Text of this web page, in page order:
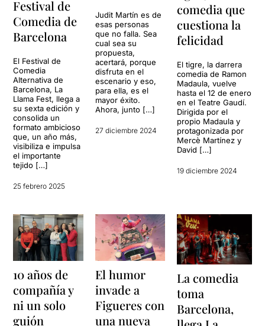
Festival de
Comedia de
Barcelona
El Festival de
Comedia
Alternativa de
Barcelona, ​​La
Llama Fest, llega a
su sexta edición y
consolida un
formato ambicioso
que, un año más,
visibiliza e impulsa
el importante
tejido […]
25 febrero 2025
Judit Martín es de
esas personas
que no falla. Sea
cual sea su
propuesta,
acertará, porque
disfruta en el
escenario y eso,
para ella, es el
mayor éxito.
Ahora, junto […]
27 diciembre 2024
comedia que
cuestiona la
felicidad
El tigre, la darrera
comedia de Ramon
Madaula, vuelve
hasta el 12 de enero
en el Teatre Gaudí.
Dirigida por el
propio Madaula y
protagonizada por
Mercè Martínez y
David […]
19 diciembre 2024
10 años de
compañía y
ni un solo
guión
El humor
invade a
Figueres con
una nueva
La comedia
toma
Barcelona,